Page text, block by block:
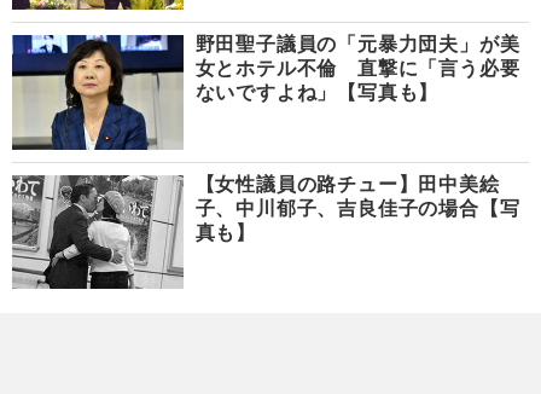
野田聖子議員の「元暴力団夫」が美
女とホテル不倫 直撃に「言う必要
ないですよね」【写真も】
【女性議員の路チュー】田中美絵
子、中川郁子、吉良佳子の場合【写
真も】